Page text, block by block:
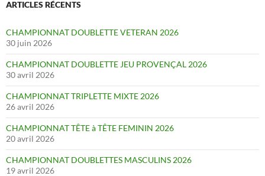
ARTICLES RÉCENTS
CHAMPIONNAT DOUBLETTE VETERAN 2026
30 juin 2026
CHAMPIONNAT DOUBLETTE JEU PROVENÇAL 2026
30 avril 2026
CHAMPIONNAT TRIPLETTE MIXTE 2026
26 avril 2026
CHAMPIONNAT TÊTE à TÊTE FEMININ 2026
20 avril 2026
CHAMPIONNAT DOUBLETTES MASCULINS 2026
19 avril 2026